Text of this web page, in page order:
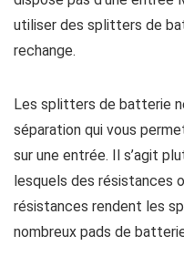
utiliser des splitters de
rechange.
Les splitters de batterie
séparation qui vous
sur une entrée. Il s’agit
lesquels des résistances
résistances rendent les
nombreux pads de